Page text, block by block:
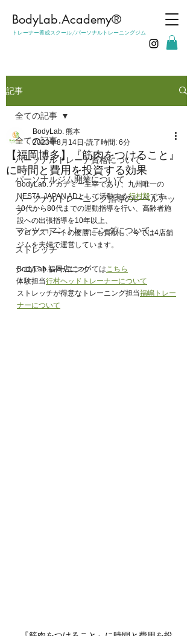
​BodyLab.Academy®︎
トレーナー養成スクール/パーソナルトレーニングジム
記事
全ての記事
パーソナルトレーナ資格について
パーソナルジム開業について
パーソナルトレーニング指導のレベルアッ
プ
マンツーマントレーニングについて
ストレッチ
シニアトレーニング
全ての記事
【福岡博多】『筋肉をつけること』
に時間と費用を投資する効果
BodyLab. 熊本
2023年8月14日 読了時間: 6分
BodyLab.アカデミー主宰であり、九州唯一の
NESTA  JAPAN ADとして活動する行村毅です。
10代から80代までの運動指導を行い、高齢者施
設への出張指導を10年以上、
プロアスリートの優勝にも貢献し、今では4店舗
ジムを夫婦で運営しています。
BodyLab.福岡店についてはこちら
体験担当行村ヘッドトレーナーについて
ストレッチが得意なトレーニング担当福嶋トレー
ナーについて